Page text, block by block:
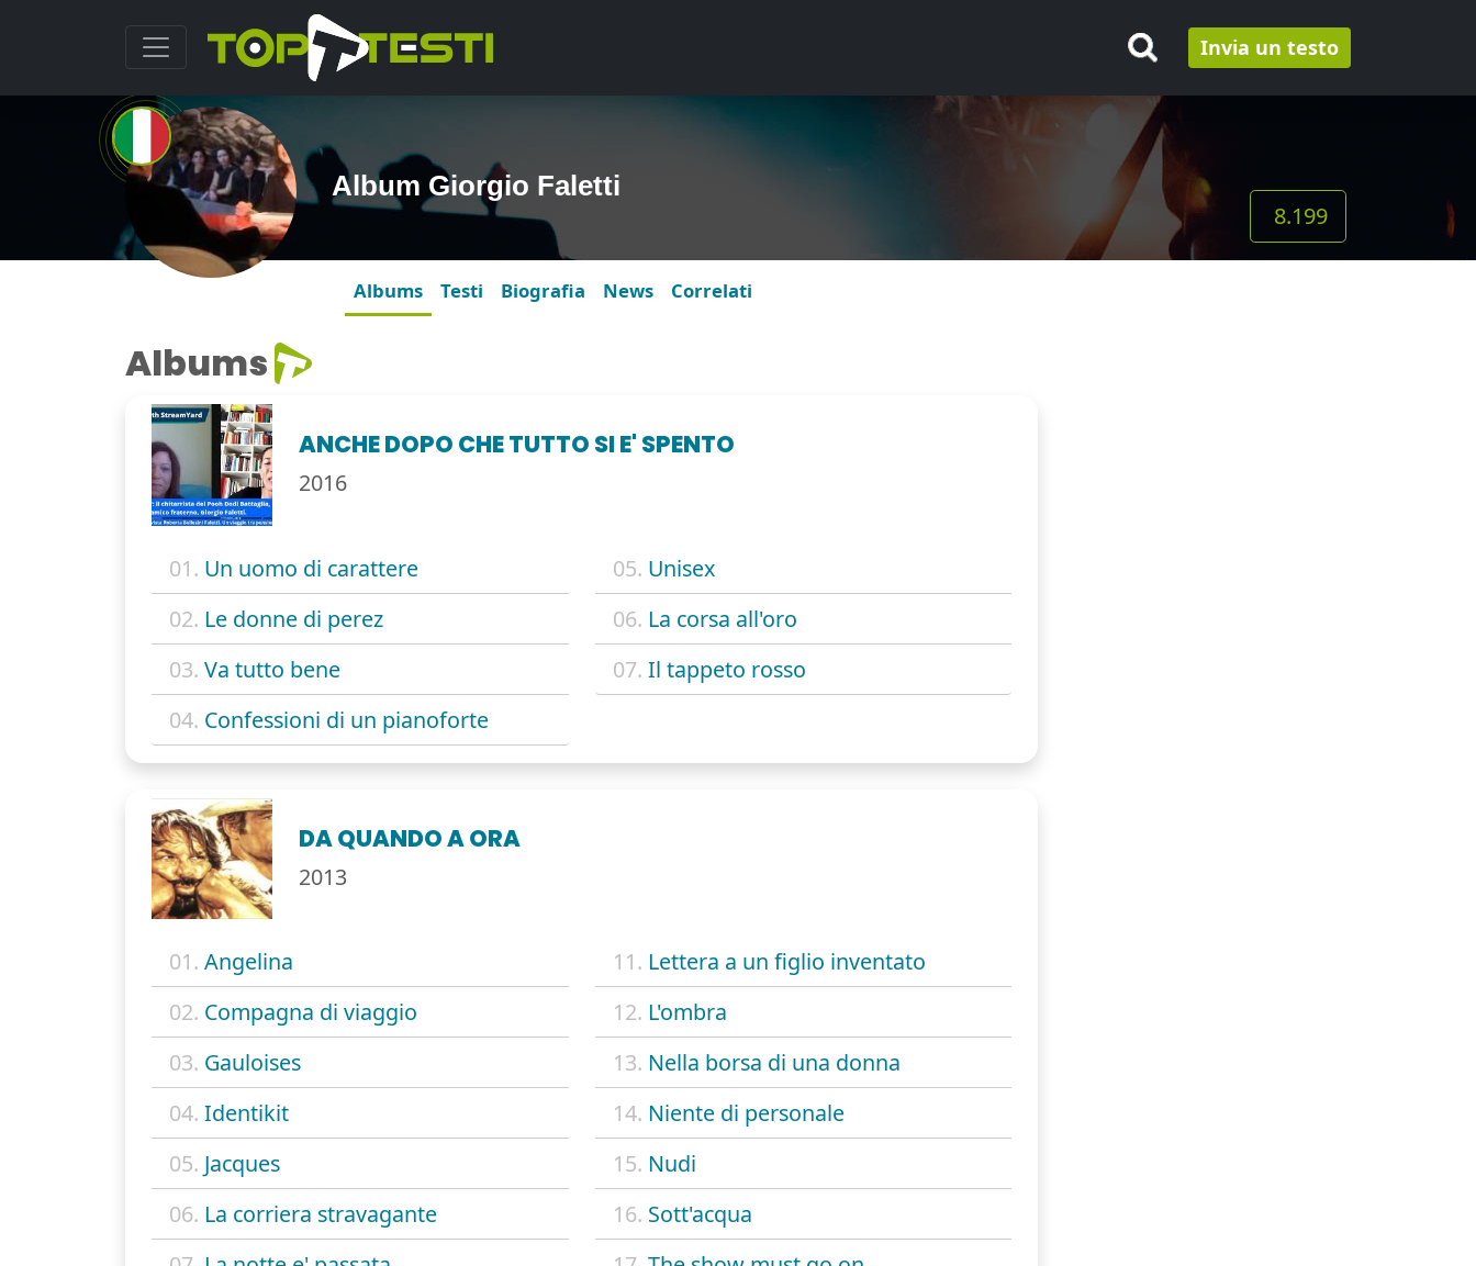
Invia un testo
Album Giorgio Faletti
8.199
Albums Testi Biografia News Correlati
Albums
ANCHE DOPO CHE TUTTO SI E' SPENTO
2016
01. Un uomo di carattere
02. Le donne di perez
03. Va tutto bene
04. Confessioni di un pianoforte
05. Unisex
06. La corsa all'oro
07. Il tappeto rosso
DA QUANDO A ORA
2013
01. Angelina
02. Compagna di viaggio
03. Gauloises
04. Identikit
05. Jacques
06. La corriera stravagante
11. Lettera a un figlio inventato
12. L'ombra
13. Nella borsa di una donna
14. Niente di personale
15. Nudi
16. Sott'acqua